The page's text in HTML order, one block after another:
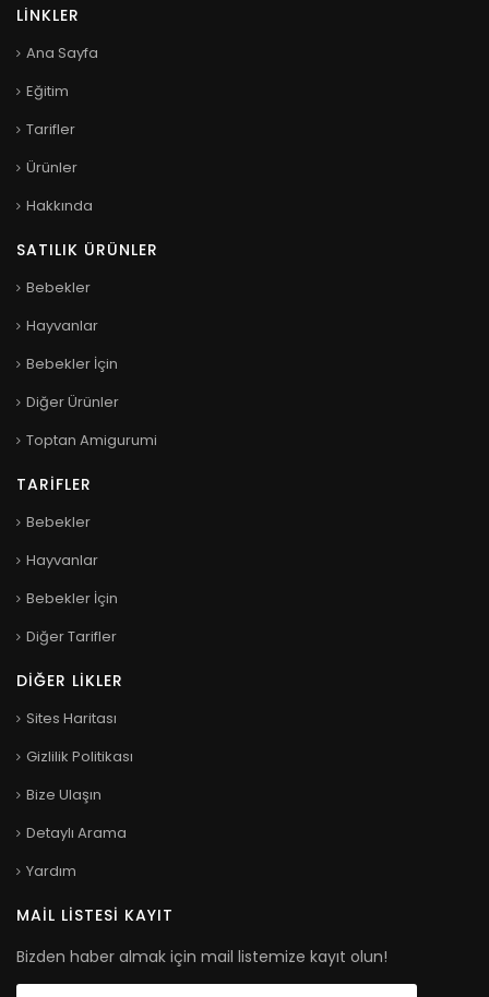
LINKLER
Ana Sayfa
Eğitim
Tarifler
Ürünler
Hakkında
SATILIK ÜRÜNLER
Bebekler
Hayvanlar
Bebekler İçin
Diğer Ürünler
Toptan Amigurumi
TARIFLER
Bebekler
Hayvanlar
Bebekler İçin
Diğer Tarifler
DIĞER LIKLER
Sites Haritası
Gizlilik Politikası
Bize Ulaşın
Detaylı Arama
Yardım
MAIL LISTESI KAYIT
Bizden haber almak için mail listemize kayıt olun!